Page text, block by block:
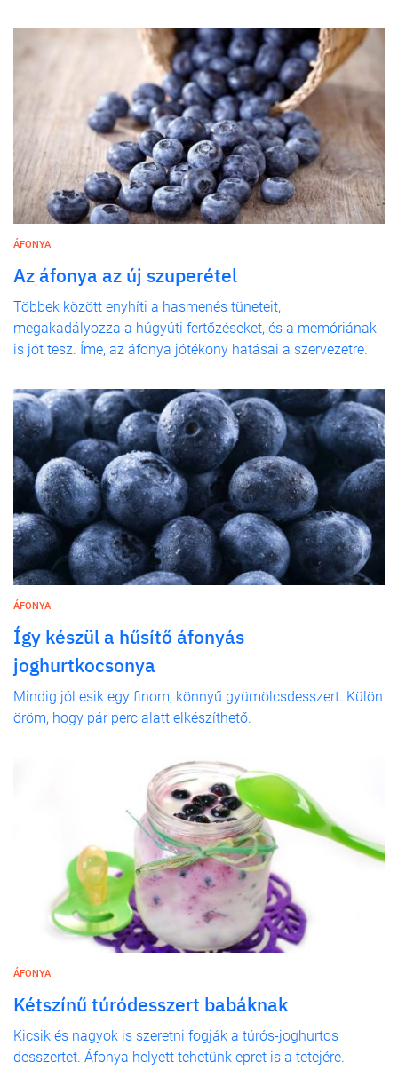
ÁFONYA
Az áfonya az új szuperétel
Többek között enyhíti a hasmenés tüneteit,
megakadályozza a húgyúti fertőzéseket, és a memóriának
is jót tesz. Íme, az áfonya jótékony hatásai a szervezetre.
ÁFONYA
Így készül a hűsítő áfonyás
joghurtkocsonya
Mindig jól esik egy finom, könnyű gyümölcsdesszert. Külön
öröm, hogy pár perc alatt elkészíthető.
ÁFONYA
Kétszínű túródesszert babáknak
Kicsik és nagyok is szeretni fogják a túrós-joghurtos
desszertet. Áfonya helyett tehetünk epret is a tetejére.